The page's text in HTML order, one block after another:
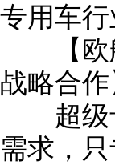
专用车
【欧航
战略合作
超级卡
需求，